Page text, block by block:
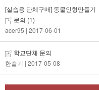
[실습용 단체구매] 동물인형만들기
문의 (1)
acer95 | 2017-06-01
학교단체 문의
한슬기 | 2017-05-08